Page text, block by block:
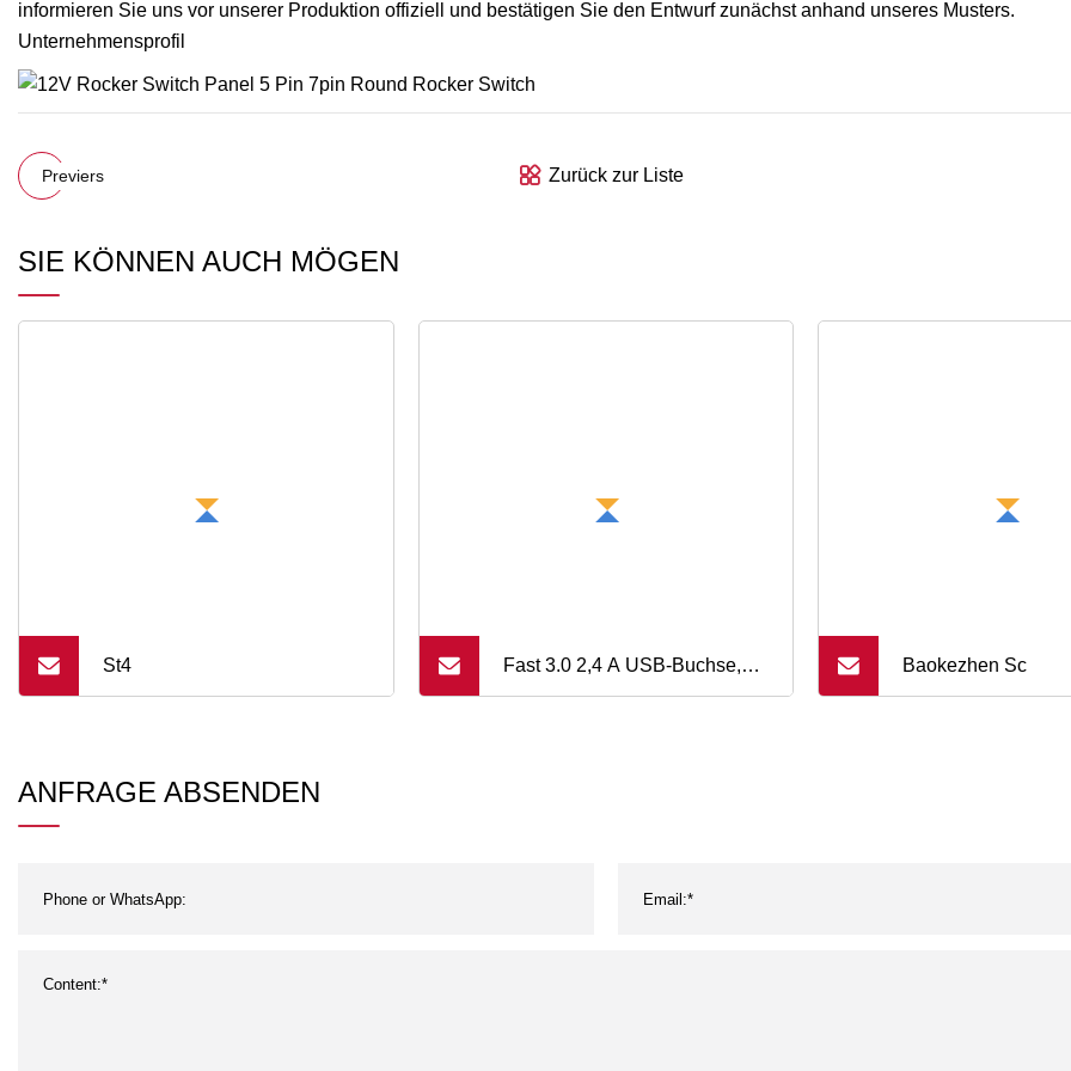
informieren Sie uns vor unserer Produktion offiziell und bestätigen Sie den Entwurf zunächst anhand unseres Musters.
Unternehmensprofil
Previers Zurück zur Liste
SIE KÖNNEN AUCH MÖGEN
St4 Fast 3.0 2,4 A USB-Buchse, Baokezhen Sc
ANFRAGE ABSENDEN